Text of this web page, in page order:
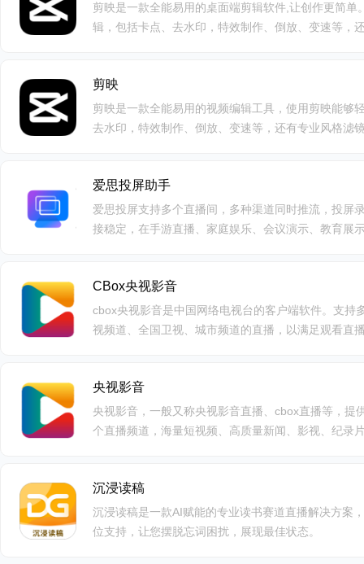
剪映是一款全能易用的桌面端剪辑软件,让创作更简
辑，包括卡点、去水印，特效制作、倒放、变速等，
剪映
剪映是一款全能易用的视频编辑工具，使用剪映能够
去水印，特效制作、倒放、变速等，还有专业风格滤
销类短视频，大大提升工作效率。剪映不仅功能丰富
作出大片一样的精彩vlog，同时可以快速将视频作品
专业的媒体工作者，也可以通过剪映去做出效果拔群
爱思投屏助手
爱思投屏支持多个直播间，多种渠道同时推流，投屏
接稳定，在手游直播、家庭娱乐、会议演示、教育展
CBox央视影音
cbox央视影音是中国网络电视台的客户端软件。支持
视频道、全国卫视、城市频道的直播，以满足观看直
央视影音
央视影音，一般又称央视影音直播、cbox直播等，提
个直播频道，海量短视频、高质量新闻、影视、纪录
沉浸读稿
沉浸读稿是一款AI赋能的专业读书赛道直播解决方案
位支持，让您摆脱忘词困扰，展现最佳状态。